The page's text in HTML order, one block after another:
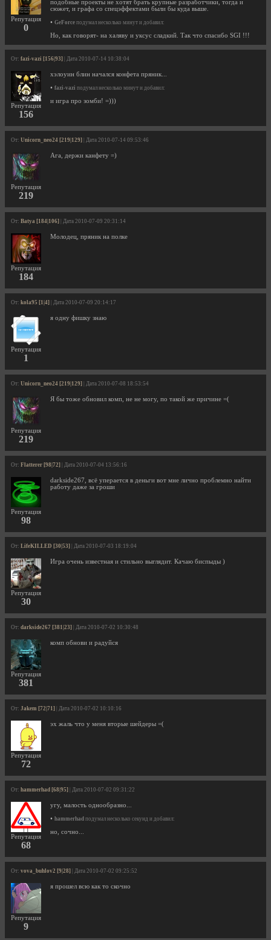
Репутация
0
подобные проекты не хотят брать крупные разработчики, тогда и
сюжет, и графа со спецэффектами были бы куда выше.
• GeForce подумал несколько минут и добавил:
Но, как говорят- на халяву и уксус сладкий. Так что спасибо SGI !!!
От: fazi-vazi [156|93] | Дата 2010-07-14 10:38:04
Репутация
156
хэлоуин блин начался конфета пряник...
• fazi-vazi подумал несколько минут и добавил:
и игра про зомби! =)))
От: Unicorn_neo24 [219|129] | Дата 2010-07-14 09:53:46
Репутация
219
Ага, держи канфету =)
От: Batya [184|106] | Дата 2010-07-09 20:31:14
Репутация
184
Молодец, пряник на полке
От: kola95 [1|4] | Дата 2010-07-09 20:14:17
Репутация
1
я одну фишку знаю
От: Unicorn_neo24 [219|129] | Дата 2010-07-08 18:53:54
Репутация
219
Я бы тоже обновил комп, не не могу, по такой же причине =(
От: Flatterer [98|72] | Дата 2010-07-04 13:56:16
Репутация
98
darkside267, всё уперается в деньги вот мне лично проблемно найти
работу даже за гроши
От: LifeKILLED [30|53] | Дата 2010-07-03 18:19:04
Репутация
30
Игра очень известная и стильно выглядит. Качаю биспыды )
От: darkside267 [381|23] | Дата 2010-07-02 10:30:48
Репутация
381
комп обнови и радуйся
От: Jakem [72|71] | Дата 2010-07-02 10:10:16
Репутация
72
эх жаль что у меня вторые шейдеры =(
От: hammerhad [68|95] | Дата 2010-07-02 09:31:22
Репутация
68
угу, малость однообразно...
• hammerhad подумал несколько секунд и добавил:
но, сочно...
От: vova_buhlov2 [9|28] | Дата 2010-07-02 09:25:52
Репутация
9
я прошел всю как то скочно